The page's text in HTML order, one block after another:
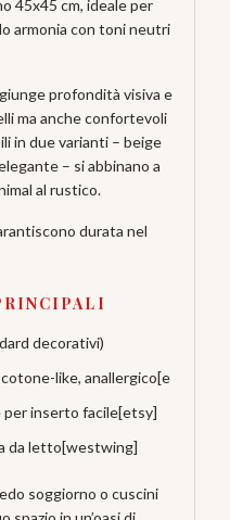
45x45 cm, ideale per
armonia con toni neutri
profondità visiva e
ma anche confortevoli
in due varianti – beige
– si abbinano a
al rustico.
durata nel
decorativi)
like, anallergico[e
per inserto facile[etsy]
da letto[westwing]
soggiorno o cuscini